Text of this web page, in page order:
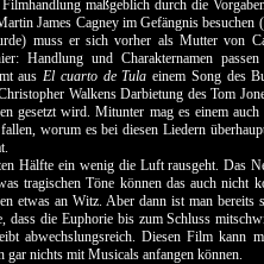
maßgeblich durch die
James Cagney im Gefängnis besuchen
muss er sich vorher als Mutter von
Handlung und Charakternamen
ausEl cuarto de Tula einem Song des
Walkens Darbietung des Tom
gesetzt wird. Mitunter mag es einem auch
worum es bei diesen Liedern
Hälfte ein wenig die Luft rausgeht. Das
tragischen Töne können das auch nicht
etwas an Witz. Aber dann ist man bereits
dass die Euphorie bis zum Schluss
abwechslungsreich. Diesen Film kann
gar nichts mit Musicals anfangen können.